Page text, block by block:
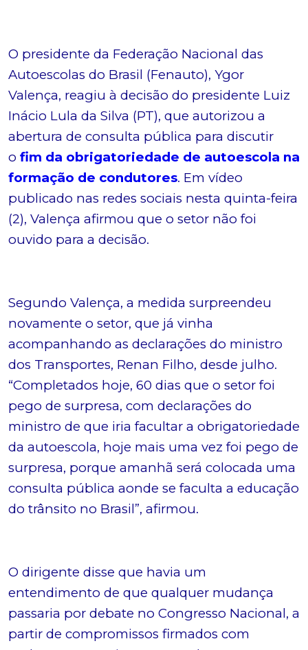
O presidente da Federação Nacional das
Autoescolas do Brasil (Fenauto), Ygor
Valença, reagiu à decisão do presidente Luiz
Inácio Lula da Silva (PT), que autorizou a
abertura de consulta pública para discutir
o fim da obrigatoriedade de autoescola na
formação de condutores. Em vídeo
publicado nas redes sociais nesta quinta-feira
(2), Valença afirmou que o setor não foi
ouvido para a decisão.
Segundo Valença, a medida surpreendeu
novamente o setor, que já vinha
acompanhando as declarações do ministro
dos Transportes, Renan Filho, desde julho.
“Completados hoje, 60 dias que o setor foi
pego de surpresa, com declarações do
ministro de que iria facultar a obrigatoriedade
da autoescola, hoje mais uma vez foi pego de
surpresa, porque amanhã será colocada uma
consulta pública aonde se faculta a educação
do trânsito no Brasil”, afirmou.
O dirigente disse que havia um
entendimento de que qualquer mudança
passaria por debate no Congresso Nacional, a
partir de compromissos firmados com